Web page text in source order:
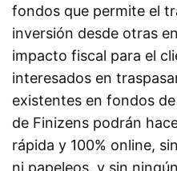
fondos que permite el
inversión desde otras
impacto fiscal para el
interesados en
existentes en fondos
de Finizens podrán
rápida y 100% online,
ni papeleos, y sin